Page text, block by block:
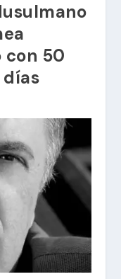
con 50